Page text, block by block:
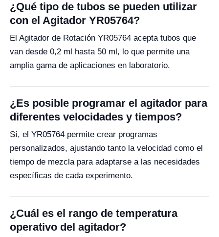
¿Qué tipo de tubos se pueden utilizar
con el Agitador YR05764?
El Agitador de Rotación YR05764 acepta tubos que
van desde 0,2 ml hasta 50 ml, lo que permite una
amplia gama de aplicaciones en laboratorio.
¿Es posible programar el agitador para
diferentes velocidades y tiempos?
Sí, el YR05764 permite crear programas
personalizados, ajustando tanto la velocidad como el
tiempo de mezcla para adaptarse a las necesidades
específicas de cada experimento.
¿Cuál es el rango de temperatura
operativo del agitador?